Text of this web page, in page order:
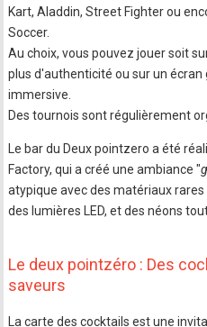
Kart, Aladdin, Street Fighter ou
Soccer.
Au choix, vous pouvez jouer soit
plus d'authenticité ou sur un
immersive.
Des tournois sont régulièrement
Le bar du Deux pointzero a été
Factory, qui a créé une ambiance "
atypique avec des matériaux
des lumières LED, et des néons
Le deux pointzéro : Des
saveurs
La carte des cocktails est une